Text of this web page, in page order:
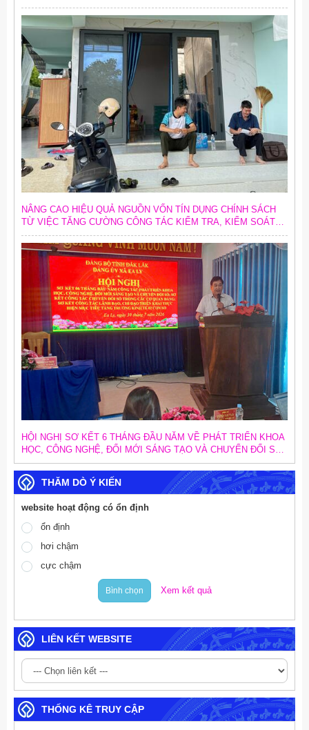
NÂNG CAO HIỆU QUẢ NGUỒN VỐN TÍN DỤNG CHÍNH SÁCH
TỪ VIỆC TĂNG CƯỜNG CÔNG TÁC KIỂM TRA, KIỂM SOÁT
NỘI BỘ
HỘI NGHỊ SƠ KẾT 6 THÁNG ĐẦU NĂM VỀ PHÁT TRIỂN KHOA
HỌC, CÔNG NGHỆ, ĐỔI MỚI SÁNG TẠO VÀ CHUYỂN ĐỔI SỐ;
SƠ KẾT CÔNG TÁC CHUYỂN ĐỔI SỐ TRONG CÁC CƠ QUAN
ĐẢNG VÀ TRIỂN KHAI MỤC TIÊU TĂNG TRƯỞNG KINH TẾ 02
CON SỐTHĂM DÒ Ý KIẾN
website hoạt động có ổn định
ổn định
hơi chậm
cực chậm
Bình chọn Xem kết quả
LIÊN KẾT WEBSITE
THỐNG KÊ TRUY CẬP